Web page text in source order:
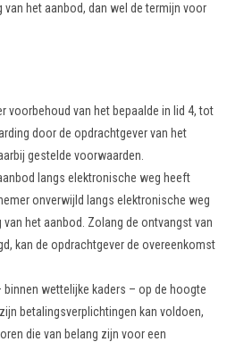
van het aanbod, dan wel de termijn voor
voorbehoud van het bepaalde in lid 4, tot
door de opdrachtgever van het
gestelde voorwaarden.
langs elektronische weg heeft
onverwijld langs elektronische weg
het aanbod. Zolang de ontvangst van
kan de opdrachtgever de overeenkomst
wettelijke kaders – op de hoogte
betalingsverplichtingen kan voldoen,
die van belang zijn voor een